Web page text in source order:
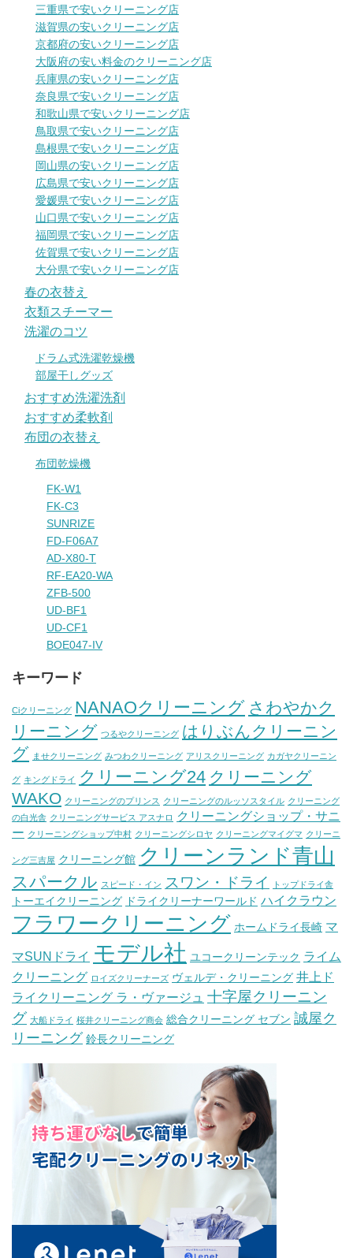
三重県で安いクリーニング店
滋賀県の安いクリーニング店
京都府の安いクリーニング店
大阪府の安い料金のクリーニング店
兵庫県の安いクリーニング店
奈良県で安いクリーニング店
和歌山県で安いクリーニング店
鳥取県で安いクリーニング店
島根県で安いクリーニング店
岡山県の安いクリーニング店
広島県で安いクリーニング店
愛媛県で安いクリーニング店
山口県で安いクリーニング店
福岡県で安いクリーニング店
佐賀県で安いクリーニング店
大分県で安いクリーニング店
春の衣替え
衣類スチーマー
洗濯のコツ
ドラム式洗濯乾燥機
部屋干しグッズ
おすすめ洗濯洗剤
おすすめ柔軟剤
布団の衣替え
布団乾燥機
FK-W1
FK-C3
SUNRIZE
FD-F06A7
AD-X80-T
RF-EA20-WA
ZFB-500
UD-BF1
UD-CF1
BOE047-IV
キーワード
Ciクリーニング NANAOクリーニング さわやかク
リーニング つるやクリーニング はりぶんクリーニン
グ ませクリーニング みつわクリーニング アリスクリーニング カガヤクリーニン
グ キングドライ クリーニング24 クリーニング
WAKO クリーニングのプリンス クリーニングのルッソスタイル クリーニング
の白光舎 クリーニングサービス アスナロ
クリーニングショップ・サニ
ー クリーニングショップ中村 クリーニングシロヤ クリーニングマイグマ クリーニ
ング三吉屋 クリーニング館 クリーンランド青山
スパークル スピード・イン スワン・ドライ トップドライ舎
トーエイクリーニング ドライクリーナーワールド ハイクラウン
フラワークリーニング ホームドライ長崎 マ
マSUNドライ モデル社 ユコークリーンテック ライム
クリーニング ロイズクリーナーズ ヴェルデ・クリーニング 井上ド
ライクリーニング ラ・ヴァージュ 十字屋クリーニン
グ 大船ドライ 桜井クリーニング商会 総合クリーニング セブン 誠屋ク
リーニング 鈴長クリーニング